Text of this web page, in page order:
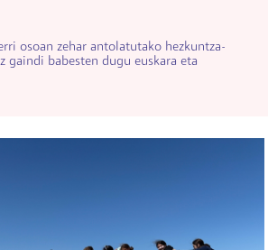
osoan zehar antolatutako hezkuntza-
gaindi babesten dugu euskara eta